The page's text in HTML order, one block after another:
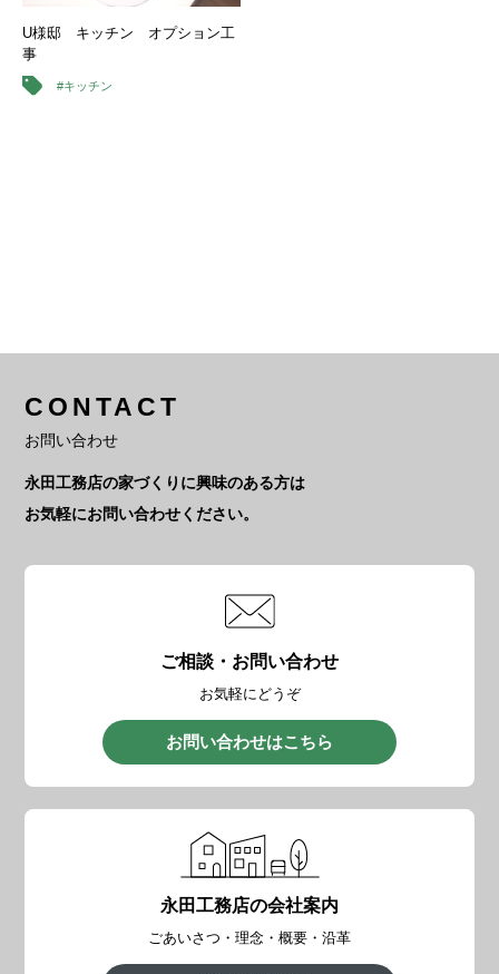
U様邸 キッチン オプション工
事
#キッチン
CONTACT
お問い合わせ
永田工務店の家づくりに興味のある方は
お気軽にお問い合わせください。
ご相談・お問い合わせ
お気軽にどうぞ
お問い合わせはこちら
永田工務店の会社案内
ごあいさつ・理念・概要・沿革